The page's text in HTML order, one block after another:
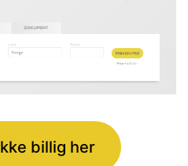
billig her